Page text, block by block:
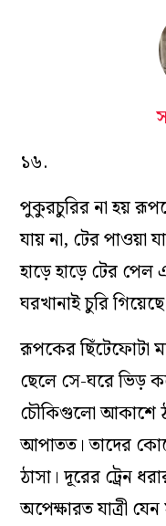
১৬.
পুকুরচুরির না হয়
যায় না, টের পাওয়া
হাড়ে হাড়ে টের
ঘরখানাই চুরি
রূপকের ছিঁটেফোটা
ছেলে সে-ঘরে ভিড়
চৌকিগুলো আকাশে
আপাতত। তাদের
ঠাসা। দূরের ট্রেন
অপেক্ষারত যাত্রী